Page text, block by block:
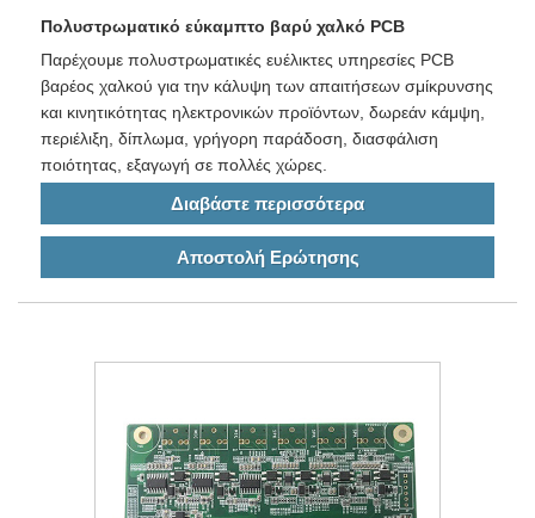
Πολυστρωματικό εύκαμπτο βαρύ χαλκό PCB
Παρέχουμε πολυστρωματικές ευέλικτες υπηρεσίες PCB
βαρέος χαλκού για την κάλυψη των απαιτήσεων σμίκρυνσης
και κινητικότητας ηλεκτρονικών προϊόντων, δωρεάν κάμψη,
περιέλιξη, δίπλωμα, γρήγορη παράδοση, διασφάλιση
ποιότητας, εξαγωγή σε πολλές χώρες.
Διαβάστε περισσότερα
Αποστολή Ερώτησης